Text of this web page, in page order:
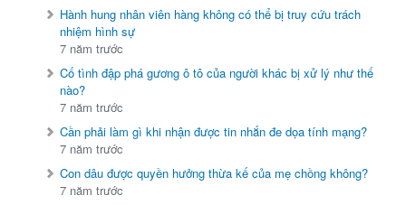
Hành hung nhân viên hàng không có thể bị truy cứu trách
nhiệm hình sự
7 năm trước
Cố tình đập phá gương ô tô của người khác bị xử lý như thế
nào?
7 năm trước
Cần phải làm gì khi nhận được tin nhắn đe dọa tính mạng?
7 năm trước
Con dâu được quyền hưởng thừa kế của mẹ chồng không?
7 năm trước